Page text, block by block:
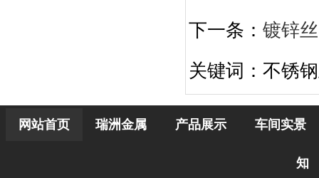
下一条： 镀锌丝
关键词：不锈
网站首页 瑞洲金属 产品展示 车间实景
知